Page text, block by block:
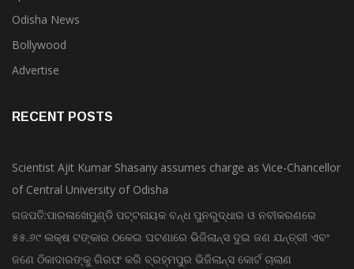
Odisha News
Bollywood
Advertise
RECENT POSTS
Scientist Ajit Kumar Shasany assumes charge as Vice-Chancellor
of Central University of Odisha
ଗଜପତି:ପାରଳାଖେମୁଣ୍ଡି ପଟ୍ଟନାୟକ ବନ୍ଧ ପୁନରୁଦ୍ଧାର ଓ ନବୀକରଣରେ
୫୫.୬୯ ଲକ୍ଷ ଟଙ୍କାର ଠକେଇ ଘଟଣାରେ ଭିଜିଲାନ୍ସ ଦୁଇ ଜଣ ଯନ୍ତ୍ରୀ ଏବଂ
ଜଣେ ଠିକାଦାରଙ୍କୁ ଗିରଫ କରି ବ୍ରହ୍ମପୁର ଭିଜିଲାନ୍ସ କୋର୍ଟ ଚାଲାଣ